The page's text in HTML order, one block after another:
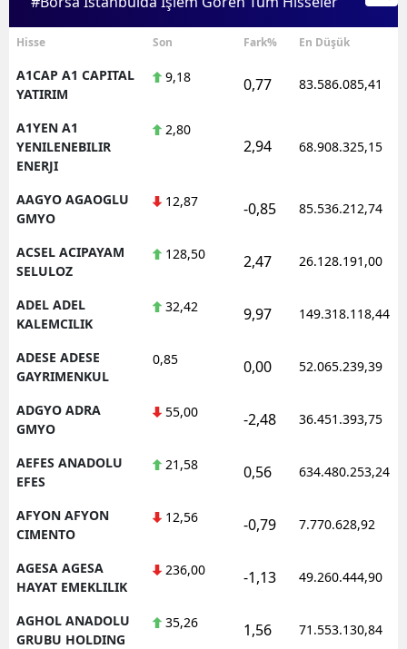
Hisse Son Fark% En Düşük
A1CAP A1 CAPITAL
YATIRIM
9,18 0,77 83.586.085,41
A1YEN A1
YENILENEBILIR
ENERJI
2,80
2,94 68.908.325,15
AAGYO AGAOGLU
GMYO
12,87 -0,85 85.536.212,74
ACSEL ACIPAYAM
SELULOZ
128,50 2,47 26.128.191,00
ADEL ADEL
KALEMCILIK
32,42 9,97 149.318.118,44
ADESE ADESE
GAYRIMENKUL
0,85 0,00 52.065.239,39
ADGYO ADRA
GMYO
55,00 -2,48 36.451.393,75
AEFES ANADOLU
EFES
21,58 0,56 634.480.253,24
AFYON AFYON
CIMENTO
12,56 -0,79 7.770.628,92
AGESA AGESA
HAYAT EMEKLILIK
236,00 -1,13 49.260.444,90
AGHOL ANADOLU
GRUBU HOLDING
35,26 1,56 71.553.130,84